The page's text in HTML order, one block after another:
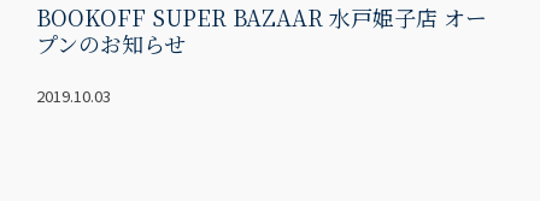
BOOKOFF SUPER BAZAAR 水戸姫子店 オー
プンのお知らせ
2019.10.03